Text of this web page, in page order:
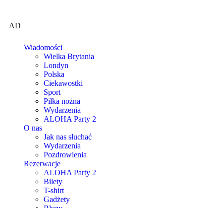
AD
Wiadomości
Wielka Brytania
Londyn
Polska
Ciekawostki
Sport
Piłka nożna
Wydarzenia
ALOHA Party 2
O nas
Jak nas słuchać
Wydarzenia
Pozdrowienia
Rezerwacje
ALOHA Party 2
Bilety
T-shirt
Gadżety